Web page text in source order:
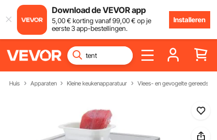
Download de VEVOR app
5,00€ korting vanaf99,00€ op je
eerste 3 app-bestellingen.
Installeren
Huis Apparaten Kleine keukenapparatuur Vlees- en gevogelte